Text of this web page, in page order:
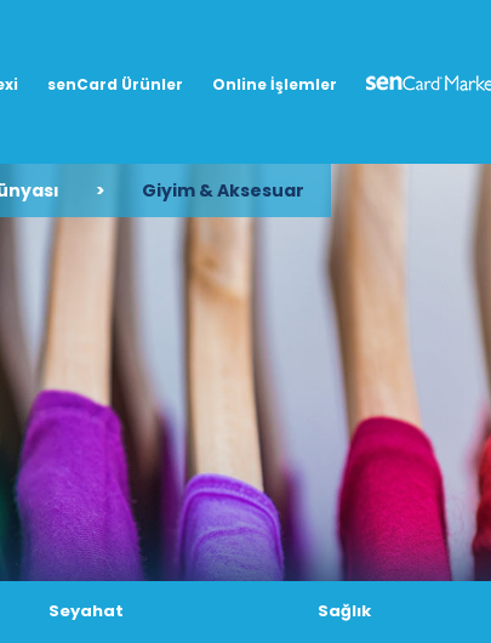
senCard Ürünler Online İşlemler
> Giyim & Aksesuar
Seyahat Sağlık